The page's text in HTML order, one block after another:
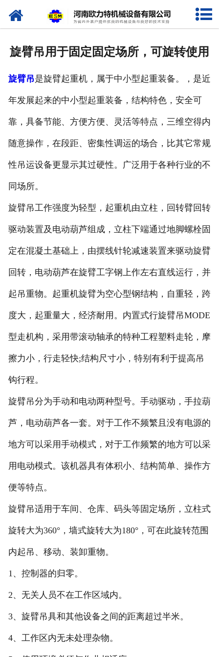
网站首页
企业相册
资质荣誉
旋臂吊用于固定固定场所，可旋转使用
旋臂吊是旋臂起重机，属于中小型起重装备。，是近
年发展起来的中小型起重装备，结构特色，安全可
靠，具备节能、方便方便、灵活等特点，三维空得内
随意操作，在段距、密集性调运的场合，比其它常规
性吊运设备更显示其过硬性。广泛用于各种行业的不
同场所。
旋臂吊工作强度为轻型，起重机由立柱，回转臂回转
驱动装置及电动葫芦组成，立柱下端通过地脚螺栓固
定在混凝土基础上，由摆线针轮减速装置来驱动旋臂
回转，电动葫芦在旋臂工字钢上作左右直线运行，并
起吊重物。起重机旋臂为空心型钢结构，自重轻，跨
度大，起重量大，经济耐用。内置式行旋臂吊MODE
型走机构，采用带滚动轴承的特种工程塑料走轮，摩
擦力小，行走轻快;结构尺寸小，特别有利于提高吊
钩行程。
旋臂吊分为手动和电动两种型号。手动驱动，手拉葫
芦，电动葫芦各一套。对于工作不频繁且没有电源的
地方可以采用手动模式，对于工作频繁的地方可以采
用电动模式。该机器具有体积小、结构简单、操作方
便等特点。
旋臂吊适用于车间、仓库、码头等固定场所，立柱式
旋转大为360°，墙式旋转大为180°，可在此旋转范围
内起吊、移动、装卸重物。
1、控制器的归零。
2、无关人员不在工作区域内。
3、旋臂吊具和其他设备之间的距离超过半米。
4、工作区内无未处理杂物。